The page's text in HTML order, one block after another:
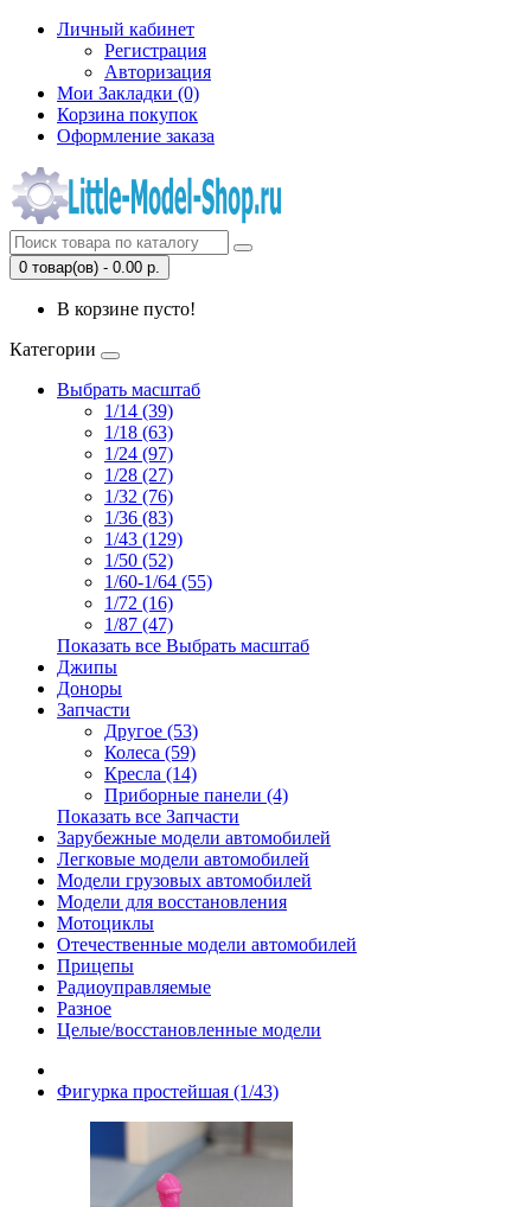
Личный кабинет
Регистрация
Авторизация
Мои Закладки (0)
Корзина покупок
Оформление заказа
0 товар(ов) - 0.00 р.
В корзине пусто!
Категории
Выбрать масштаб
1/14 (39)
1/18 (63)
1/24 (97)
1/28 (27)
1/32 (76)
1/36 (83)
1/43 (129)
1/50 (52)
1/60-1/64 (55)
1/72 (16)
1/87 (47)
Показать все Выбрать масштаб
Джипы
Доноры
Запчасти
Другое (53)
Колеса (59)
Кресла (14)
Приборные панели (4)
Показать все Запчасти
Зарубежные модели автомобилей
Легковые модели автомобилей
Модели грузовых автомобилей
Модели для восстановления
Мотоциклы
Отечественные модели автомобилей
Прицепы
Радиоуправляемые
Разное
Целые/восстановленные модели
Фигурка простейшая (1/43)